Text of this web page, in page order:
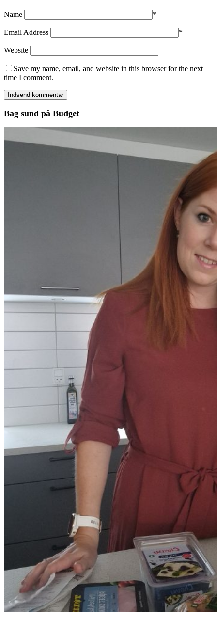
Name *
Email Address *
Website
Save my name, email, and website in this browser for the next
time I comment.
Bag sund på Budget